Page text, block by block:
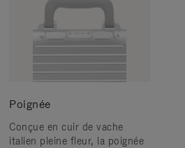
Poignée
Conçue en cuir de vache
italien pleine fleur, la poignée